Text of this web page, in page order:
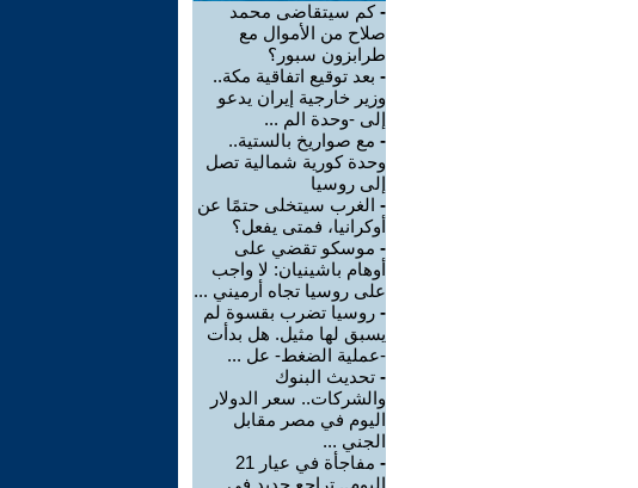
-كم سيتقاضى محمد
صلاح من الأموال مع
طرابزون سبور؟
- بعد توقيع اتفاقية مكة..
وزير خارجية إيران يدعو
إلى -وحدة الم ...
- مع صواريخ بالستية..
وحدة كورية شمالية تصل
إلى روسيا
- الغرب سيتخلى حتمًا عن
أوكرانيا، فمتى يفعل؟
- موسكو تقضي على
أوهام باشينيان: لا واجب
على روسيا تجاه أرميني ...
- روسيا تضرب بقسوة لم
يسبق لها مثيل. هل بدأت
-عملية الضغط- عل ...
- تحديث البنوك
والشركات.. سعر الدولار
اليوم في مصر مقابل
الجني ...
-
مفاجأة في عيار 21
اليوم.. تراجع جديد في